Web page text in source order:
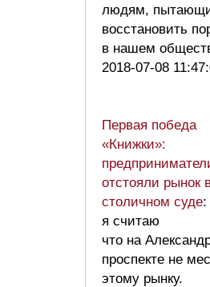
людям,
восстановить
в нашем
2018-07-08
Первая победа
«Книжки»:
отстояли рынок
столичном суде:
я считаю
что на
проспекте не
этому рынку.